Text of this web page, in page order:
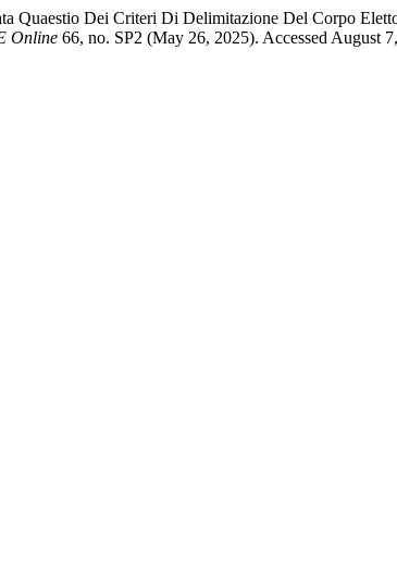
Quaestio Dei Criteri Di Delimitazione Del Corpo
Online 66, no. SP2 (May 26, 2025). Accessed August